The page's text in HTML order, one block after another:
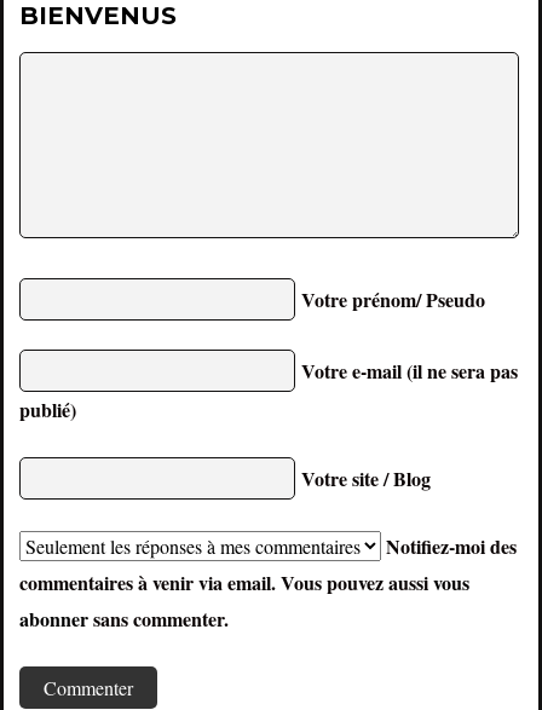
BIENVENUS
Votre prénom/ Pseudo
Votre e-mail (il ne sera pas
publié)
Votre site / Blog
Notifiez-moi des
commentaires à venir via email. Vous pouvez aussivous
abonnersans commenter.